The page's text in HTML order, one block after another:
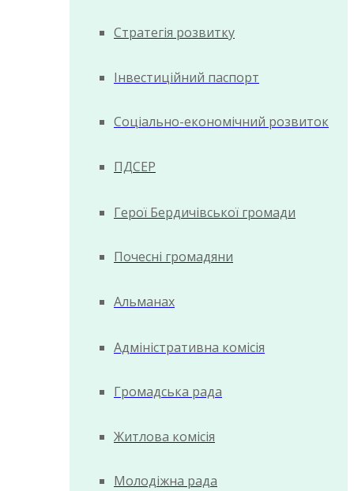
Стратегія розвитку
Інвестиційний паспорт
Соціально-економічний розвиток
ПДСЕР
Герої Бердичівської громади
Почесні громадяни
Альманах
Адміністративна комісія
Громадська рада
Житлова комісія
Молодіжна рада